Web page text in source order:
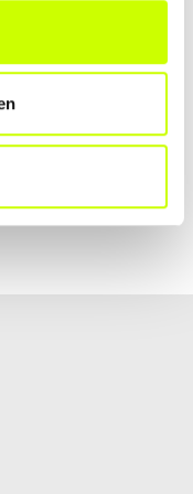
Bio Patisserie kürzlich
ausgezeichnet.
im Herzen der